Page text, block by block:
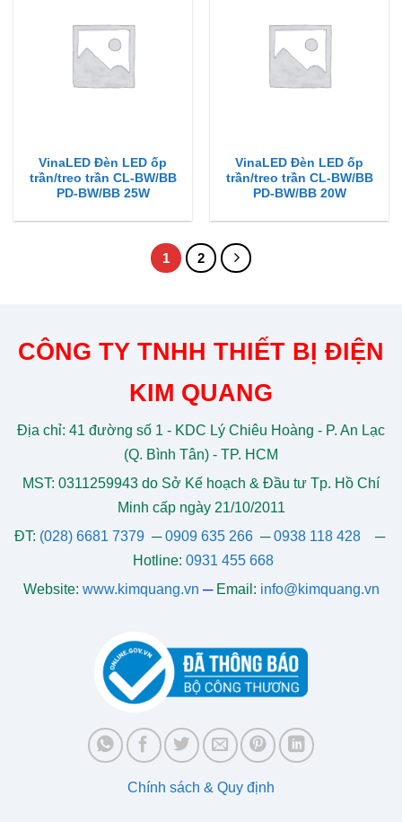
VinaLED Đèn LED ốp
trần/treo trần CL-BW/BB
PD-BW/BB 25W
VinaLED Đèn LED ốp
trần/treo trần CL-BW/BB
PD-BW/BB 20W
1 2
CÔNG TY TNHH THIẾT BỊ ĐIỆN
KIM QUANG
Địa chỉ: 41 đường số 1 - KDC Lý Chiêu Hoàng - P. An Lạc
(Q. Bình Tân) - TP. HCM
MST: 0311259943 do Sở Kế hoạch & Đầu tư Tp. Hồ Chí
Minh cấp ngày 21/10/2011
ĐT: (028) 6681 7379 ─0909 635 266─0938 118 428─
Hotline: 0931 455 668
Website: www.kimquang.vn ─ Email: info@kimquang.vn
Chính sách & Quy định